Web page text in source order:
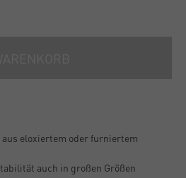
eloxiertem oder furniertem
auch in großen Größen